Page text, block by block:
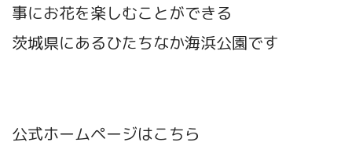
事にお花を楽しむことができる
茨城県にあるひたちなか海浜公園です
公式ホームページはこちら